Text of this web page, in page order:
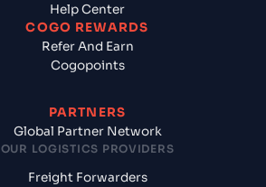
Help Center
COGO REWARDS
Refer And Earn
Cogopoints
PARTNERS
Global Partner Network
OUR LOGISTICS PROVIDERS
Freight Forwarders